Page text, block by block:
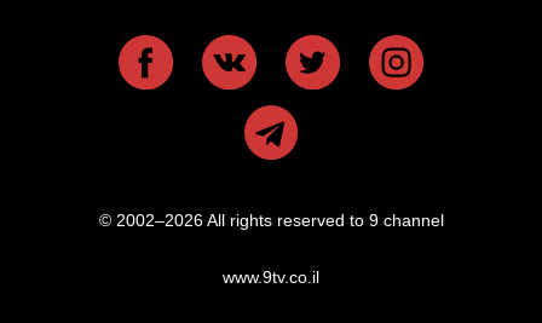
© 2002–2026 All rights reserved to 9 channel
www.9tv.co.il